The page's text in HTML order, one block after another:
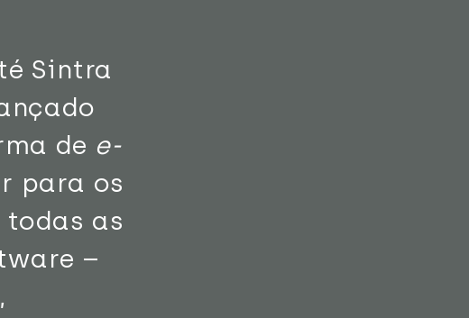
Sintra
de e-
para os
as
–